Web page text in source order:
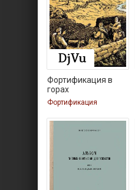
Фортификация в
горах
Фортификация